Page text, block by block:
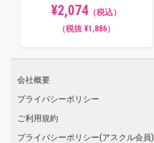
¥2,074 （税込）
（税抜 ¥1,886）
会社概要
プライバシーポリシー
ご利用規約
プライバシーポリシー(アスクル会員)